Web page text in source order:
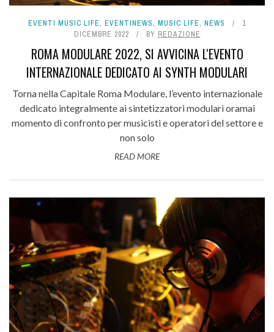
EVENTI MUSIC LIFE, EVENTINEWS, MUSIC LIFE, NEWS
1
DICEMBRE 2022
BY REDAZIONE
ROMA MODULARE 2022, SI AVVICINA L'EVENTO
INTERNAZIONALE DEDICATO AI SYNTH MODULARI
Torna nella Capitale Roma Modulare, l’evento internazionale
dedicato integralmente ai sintetizzatori modulari oramai
momento di confronto per musicisti e operatori del settore e
non solo
READ MORE